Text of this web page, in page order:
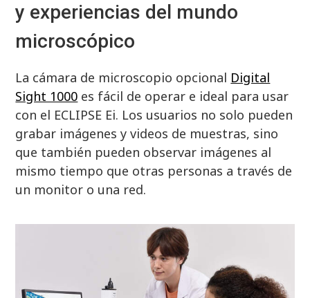
y experiencias del mundo
microscópico
La cámara de microscopio opcional Digital
Sight 1000 es fácil de operar e ideal para usar
con el ECLIPSE Ei. Los usuarios no solo pueden
grabar imágenes y videos de muestras, sino
que también pueden observar imágenes al
mismo tiempo que otras personas a través de
un monitor o una red.